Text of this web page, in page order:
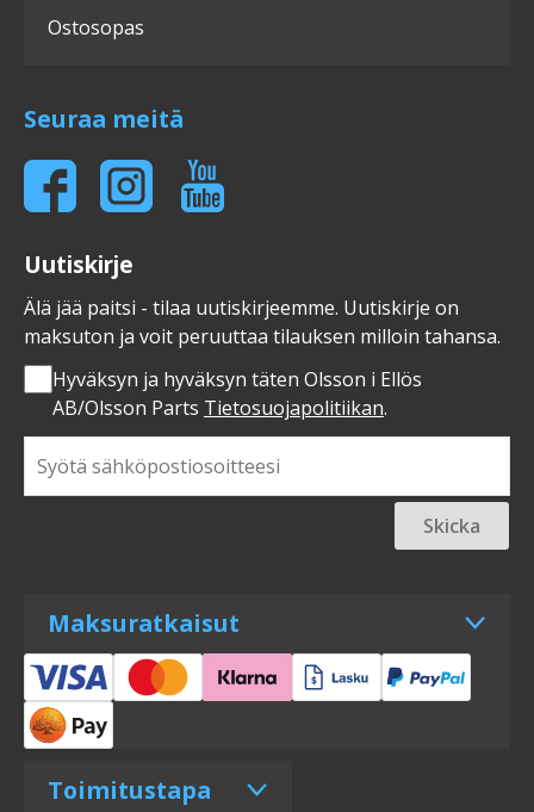
Ostosopas
Seuraa meitä
Uutiskirje
Älä jää paitsi - tilaa uutiskirjeemme. Uutiskirje on
maksuton ja voit peruuttaa tilauksen milloin tahansa.
Hyväksyn ja hyväksyn täten Olsson i Ellös
AB/Olsson Parts Tietosuojapolitiikan.
Skicka
Maksuratkaisut
Toimitustapa